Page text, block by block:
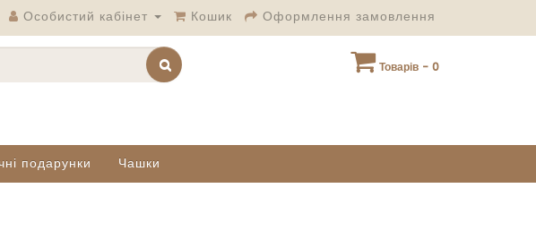
Особистий кабінет Кошик Оформлення замовлення
Товарів - 0
подарунки Чашки